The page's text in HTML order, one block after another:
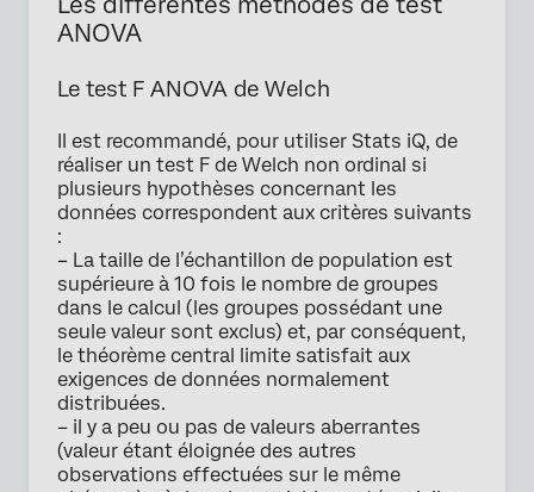
ANOVA
Le test F ANOVA de Welch
Il est recommandé, pour utiliser Stats iQ, de
réaliser un test F de Welch non ordinal si
plusieurs hypothèses concernant les
données correspondent aux critères suivants
:
– La taille de l’échantillon de population est
supérieure à 10 fois le nombre de groupes
dans le calcul (les groupes possédant une
seule valeur sont exclus) et, par conséquent,
le théorème central limite satisfait aux
exigences de données normalement
distribuées.
– il y a peu ou pas de valeurs aberrantes
(valeur étant éloignée des autres
observations effectuées sur le même